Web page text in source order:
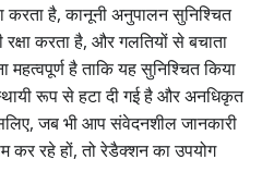
करता है, कानूनी अनुपालन सुनिश्चित
रक्षा करता है, और गलतियों से बचाता
है ताकि यह सुनिश्चित किया
रूप से हटा दी गई है और अनधिकृत
जब भी आप संवेदनशील जानकारी
कर रहे हों, तो रेडैक्शन का उपयोग